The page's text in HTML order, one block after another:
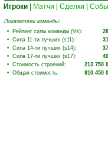
Игроки Матчи Сделки
Показатели команды:
• Рейтинг силы команды (Vs):
• Сила 11-ти лучших (s11):
• Сила 14-ти лучших (s14):
• Сила 17-ти лучших (s17):
• Стоимость строений: 213 750
• Общая стоимость: 810 450